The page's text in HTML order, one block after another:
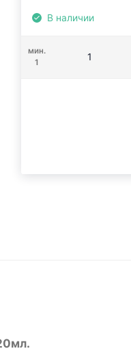
В наличии
мин.
1